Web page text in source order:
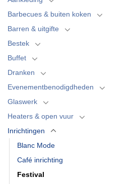
Barbecues & buiten koken
Barren & uitgifte
Bestek
Buffet
Dranken
Evenementbenodigdheden
Glaswerk
Heaters & open vuur
Inrichtingen
Blanc Mode
Café inrichting
Festival